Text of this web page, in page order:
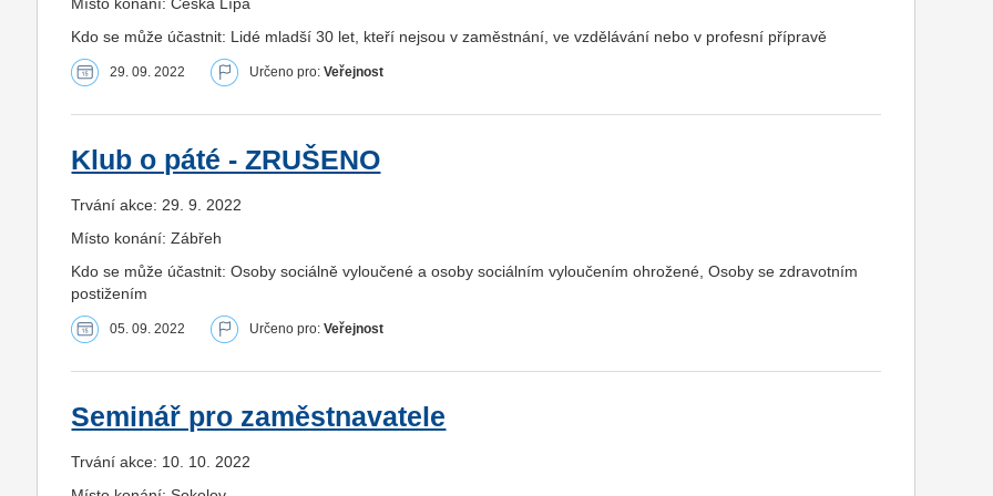
Kdo se může účastnit: Lidé mladší 30 let, kteří nejsou v zaměstnání, ve vzdělávání nebo v profesní přípravě
29. 09. 2022 Určeno pro:Veřejnost
Klub o páté - ZRUŠENO
Trvání akce: 29. 9. 2022
Místo konání: Zábřeh
Kdo se může účastnit: Osoby sociálně vyloučené a osoby sociálním vyloučením ohrožené, Osoby se zdravotním
postižením
05. 09. 2022 Určeno pro:Veřejnost
Seminář pro zaměstnavatele
Trvání akce: 10. 10. 2022